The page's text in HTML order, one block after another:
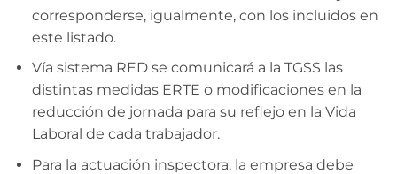
corresponderse, igualmente, con los incluidos en
este listado.
Vía sistema RED se comunicará a la TGSS las
distintas medidas ERTE o modificaciones en la
reducción de jornada para su reflejo en la Vida
Laboral de cada trabajador.
Para la actuación inspectora, la empresa debe